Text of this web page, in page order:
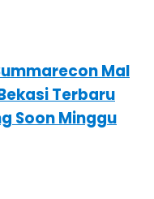
Mal
Terbaru
Soon Minggu